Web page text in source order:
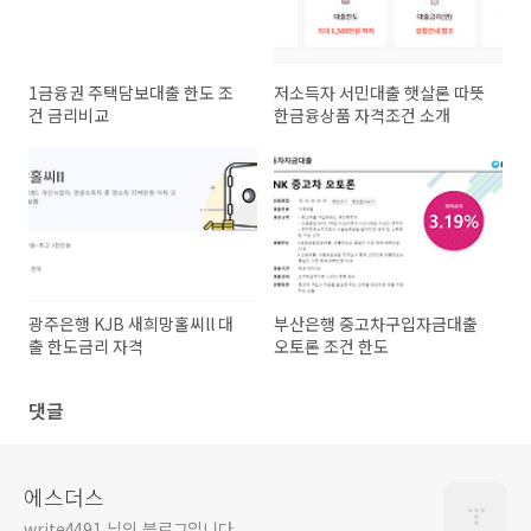
1금융권 주택담보대출 한도 조
건 금리비교
저소득자 서민대출 햇살론 따뜻
한금융상품 자격조건 소개
광주은행 KJB 새희망홀씨ll 대
출 한도금리 자격
부산은행 중고차구입자금대출
오토론 조건 한도
댓글
에스더스